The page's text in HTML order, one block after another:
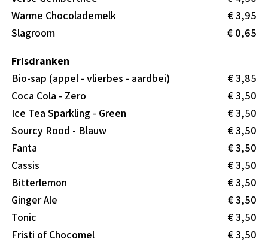
Warme Chocolademelk
€ 3,95
Slagroom
€ 0,65
Frisdranken
Bio-sap (appel - vlierbes - aardbei)
€ 3,85
Coca Cola - Zero
€ 3,50
Ice Tea Sparkling - Green
€ 3,50
Sourcy Rood - Blauw
€ 3,50
Fanta
€ 3,50
Cassis
€ 3,50
Bitterlemon
€ 3,50
Ginger Ale
€ 3,50
Tonic
€ 3,50
Fristi of Chocomel
€ 3,50